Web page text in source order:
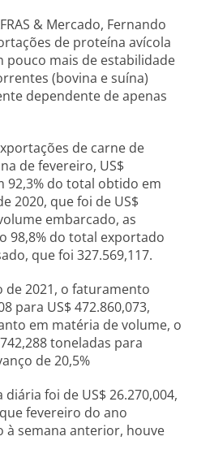
& Mercado, Fernando
de proteína avícola
pouco mais de estabilidade
(bovina e suína)
dependente de apenas
de carne de
de fevereiro, US$
92,3% do total obtido em
2020, que foi de US$
embarcado, as
98,8% do total exportado
que foi 327.569,117.
2021, o faturamento
para US$ 472.860,073,
em matéria de volume, o
toneladas para
de 20,5%
foi de US$ 26.270,004,
fevereiro do ano
à semana anterior, houve